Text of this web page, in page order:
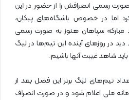
رسمی انصرافش را از حضور در این
اما در خصوص باشگاه‌های پیکان،
مبارکه سپاهان هنوز به صورت رسمی
دید در روزهای آینده این تیم‌ها در لیگ
شاهد غیبت آنها باشیم.
تیم‌های لیگ برتر این فصل بعد از
ملی اعلام شود و در صورت انصراف